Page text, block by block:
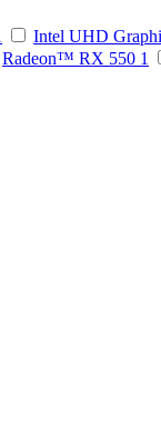
Intel UHD
Radeon™ RX 550 1